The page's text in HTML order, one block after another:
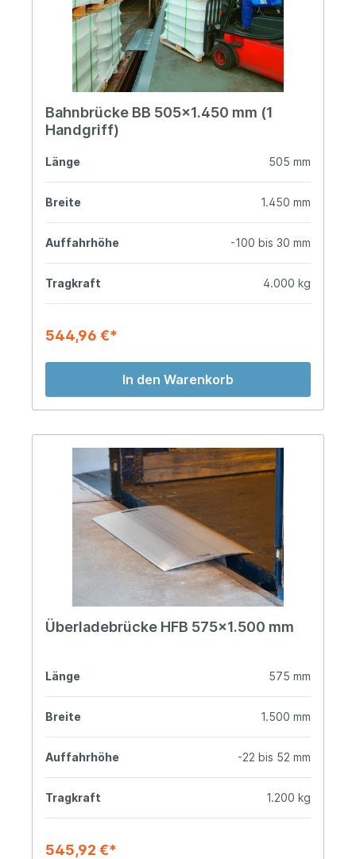
Bahnbrücke BB 505x1.450 mm (1
Handgriff)
Länge 505 mm
Breite 1.450 mm
Auffahrhöhe -100 bis 30 mm
Tragkraft 4.000 kg
544,96 €*
In den Warenkorb
Überladebrücke HFB 575x1.500 mm
Länge 575 mm
Breite 1.500 mm
Auffahrhöhe -22 bis 52 mm
Tragkraft 1.200 kg
545,92 €*